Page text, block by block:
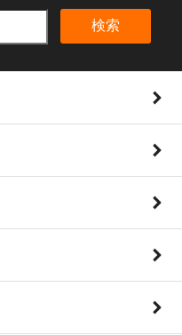
検索